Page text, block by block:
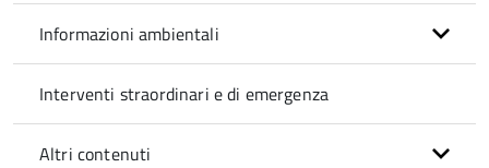
Informazioni ambientali
Interventi straordinari e di emergenza
Altri contenuti